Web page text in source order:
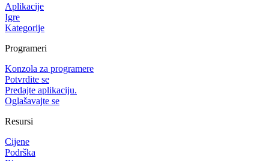
Aplikacije
Igre
Kategorije
Programeri
Konzola za programere
Potvrdite se
Predajte aplikaciju.
Oglašavajte se
Resursi
Cijene
Podrška